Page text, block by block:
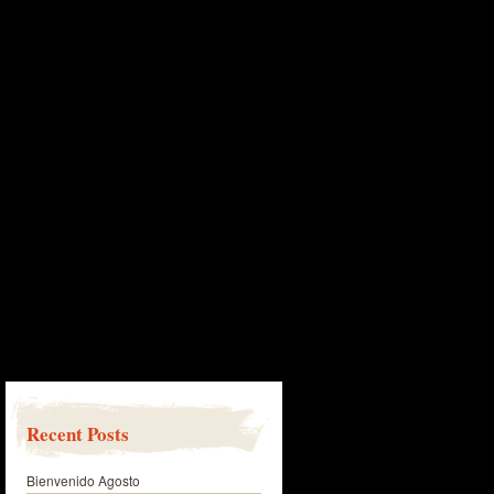
Recent Posts
Bienvenido Agosto